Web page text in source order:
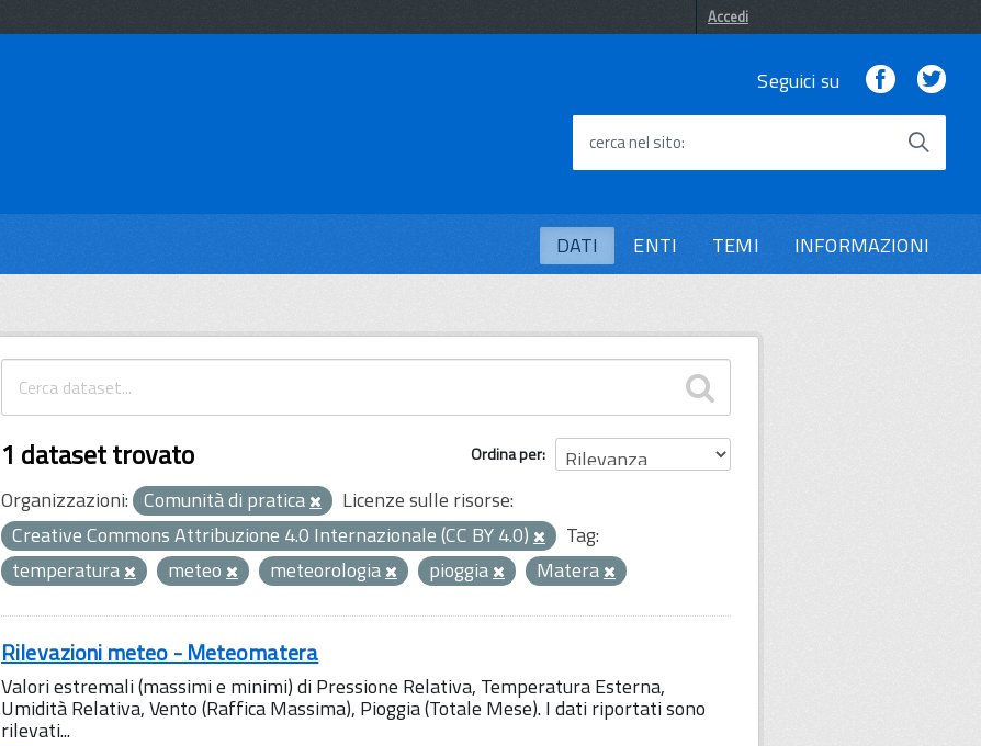
Accedi
Seguici su Facebook
cerca nel sito
DATI ENTI TEMI INFORMAZIONI
Ordina per
1 dataset trovato
Organizzazioni: Comunità di pratica
Licenze sulle risorse:
Creative Commons Attribuzione 4.0 Internazionale (CC BY 4.0)
Tag:
temperatura
meteo meteorologia pioggia Matera
Rilevazioni meteo - Meteomatera
Valori estremali (massimi e minimi) di Pressione Relativa, Temperatura Esterna,
Umidità Relativa, Vento (Raffica Massima), Pioggia (Totale Mese). I dati riportati sono
rilevati...